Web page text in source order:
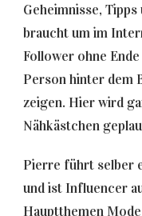
Geheimnisse,
braucht um im
Follower ohne
Person hinter dem
zeigen. Hier wird
Nähkästchen
Pierre führt selber
und ist Influencer
Hauptthemen